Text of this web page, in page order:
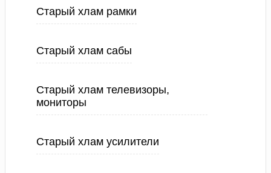
Старый хлам рамки
Старый хлам сабы
Старый хлам телевизоры,
мониторы
Старый хлам усилители